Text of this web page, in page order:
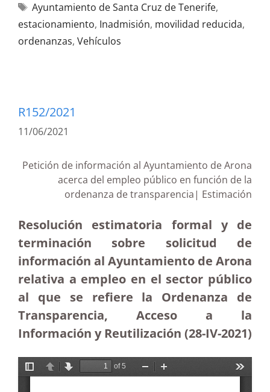
Ayuntamiento de Santa Cruz de Tenerife,
estacionamiento, Inadmisión, movilidad reducida,
ordenanzas, Vehículos
R152/2021
11/06/2021
Petición de información al Ayuntamiento de Arona
acerca del empleo público en función de la
ordenanza de transparencia| Estimación
Resolución estimatoria formal y de
terminación sobre solicitud de
información al Ayuntamiento de Arona
relativa a empleo en el sector público
al que se refiere la Ordenanza de
Transparencia, Acceso a la
Información y Reutilización (28-IV-2021)